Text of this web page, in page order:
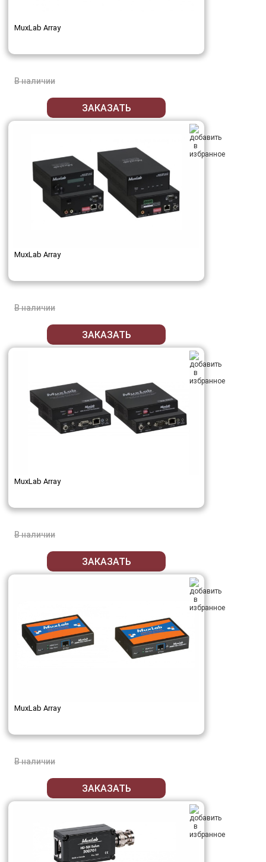
MuxLab Array
В наличии
ЗАКАЗАТЬ
MuxLab Array
В наличии
ЗАКАЗАТЬ
MuxLab Array
В наличии
ЗАКАЗАТЬ
MuxLab Array
В наличии
ЗАКАЗАТЬ